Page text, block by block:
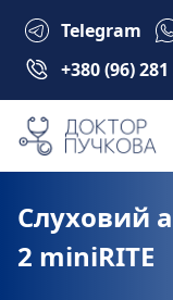
Telegram
+380 (96) 281
Слуховий
2 miniRITE